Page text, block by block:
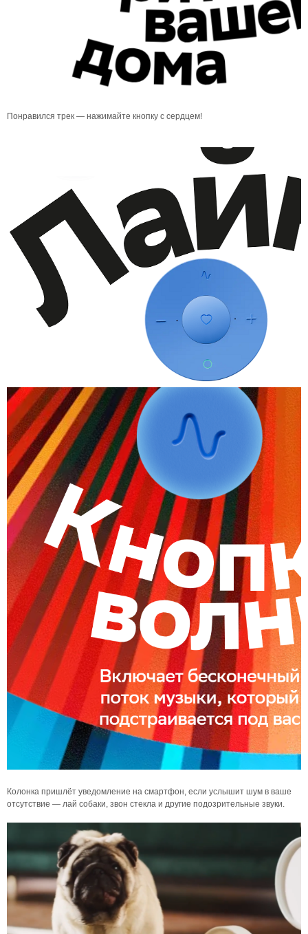
Понравился трек — нажимайте кнопку с сердцем!
Колонка пришлёт уведомление на смартфон, если услышит шум в ваше
отсутствие — лай собаки, звон стекла и другие подозрительные звуки.